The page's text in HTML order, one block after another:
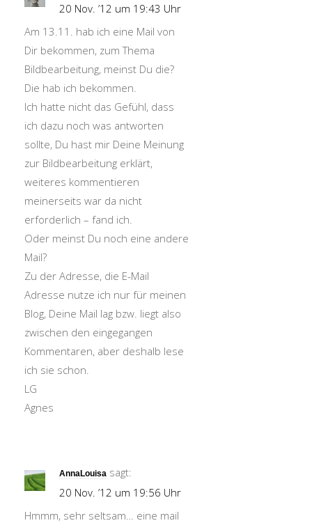
20 Nov. ’12 um 19:43 Uhr
Am 13.11. hab ich eine Mail von
Dir bekommen, zum Thema
Bildbearbeitung, meinst Du die?
Die hab ich bekommen.
Ich hatte nicht das Gefühl, dass
ich dazu noch was antworten
sollte, Du hast mir Deine Meinung
zur Bildbearbeitung erklärt,
weiteres kommentieren
meinerseits war da nicht
erforderlich – fand ich.
Oder meinst Du noch eine andere
Mail?
Zu der Adresse, die E-Mail
Adresse nutze ich nur für meinen
Blog, Deine Mail lag bzw. liegt also
zwischen den eingegangen
Kommentaren, aber deshalb lese
ich sie schon.
LG
Agnes
AnnaLouisa sagt:
20 Nov. ’12 um 19:56 Uhr
Hmmm, sehr seltsam… eine mail